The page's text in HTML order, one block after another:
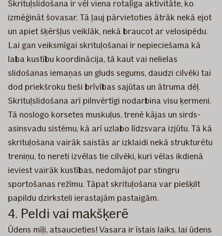
Skrituļslidošana ir vēl viena rotaļīga aktivitāte, ko
izmēģināt šovasar. Tā ļauj pārvietoties ātrāk nekā ejot
un apiet šķēršļus veiklāk, nekā braucot ar velosipēdu.
Lai gan veiksmīgai skrituļošanai ir nepieciešama kā
laba kustību koordinācija, tā kaut vai nelielas
slidošanas iemaņas un gluds segums, daudzi cilvēki tai
dod priekšroku tieši brīvības sajūtas un ātruma dēļ.
Skrituļslidošana arī pilnvērtīgi nodarbina visu ķermeni.
Tā noslogo korsetes muskuļus, trenē kājas un sirds-
asinsvadu sistēmu, kā arī uzlabo līdzsvara izjūtu. Tā kā
skrituļošana vairāk saistās ar izklaidi nekā strukturētu
treniņu, to nereti izvēlas tie cilvēki, kuri vēlas ikdienā
ieviest vairāk kustības, nedomājot par stingru
sportošanas režīmu. Tāpat skrituļošana var piešķilt
papildu dzirksteli ierastajām pastaigām.
4. Peldi vai makšķerē
Ūdens mīļi, atsaucieties! Vasara ir īstais laiks, lai ūdens